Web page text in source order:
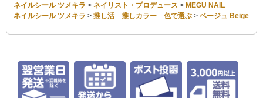
ネイルシール ツメキラ > ネイリスト・プロデュース > MEGU NAIL
ネイルシール ツメキラ > 推し活 推しカラー 色で選ぶ > ベージュ Beige